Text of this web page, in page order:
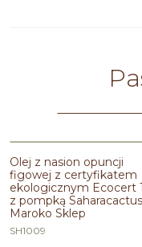
Olej z nasion opuncji
figowej z certyfikatem
ekologicznym Ecocert
z pompką
Maroko Sklep
SH1009